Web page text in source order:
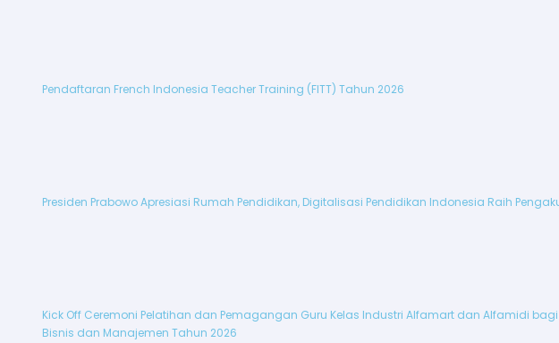
Pendaftaran French Indonesia Teacher Training (FITT) Tahun 2026
Presiden Prabowo Apresiasi Rumah Pendidikan, Digitalisasi Pendidikan Indonesia Raih
Kick Off Ceremoni Pelatihan dan Pemagangan Guru Kelas Industri Alfamart dan Alfamidi bagi
Bisnis dan Manajemen Tahun 2026